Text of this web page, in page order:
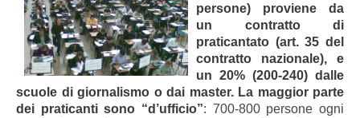
persone) proviene da
un contratto di
praticantato (art. 35 del
contratto nazionale), e
un 20% (200-240) dalle
scuole di giornalismo o dai master. La maggior parte
dei praticanti sono “d’ufficio”: 700-800 persone ogni